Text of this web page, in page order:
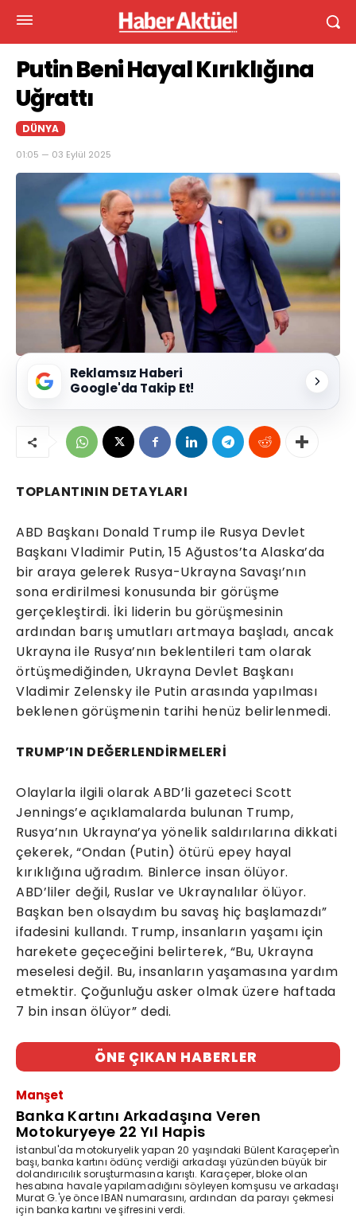
Putin Beni Hayal Kırıklığına
Uğrattı
DÜNYA
01:05 — 03 Eylül 2025
Reklamsız Haberi
Google'da Takip Et!
TOPLANTININ DETAYLARI
ABD Başkanı Donald Trump ile Rusya Devlet
Başkanı Vladimir Putin, 15 Ağustos’ta Alaska’da
bir araya gelerek Rusya-Ukrayna Savaşı’nın
sona erdirilmesi konusunda bir görüşme
gerçekleştirdi. İki liderin bu görüşmesinin
ardından barış umutları artmaya başladı, ancak
Ukrayna ile Rusya’nın beklentileri tam olarak
örtüşmediğinden, Ukrayna Devlet Başkanı
Vladimir Zelensky ile Putin arasında yapılması
beklenen görüşmenin tarihi henüz belirlenmedi.
TRUMP’IN DEĞERLENDİRMELERİ
Olaylarla ilgili olarak ABD’li gazeteci Scott
Jennings’e açıklamalarda bulunan Trump,
Rusya’nın Ukrayna’ya yönelik saldırılarına dikkati
çekerek, “Ondan (Putin) ötürü epey hayal
kırıklığına uğradım. Binlerce insan ölüyor.
ABD’liler değil, Ruslar ve Ukraynalılar ölüyor.
Başkan ben olsaydım bu savaş hiç başlamazdı”
ifadesini kullandı. Trump, insanların yaşamı için
harekete geçeceğini belirterek, “Bu, Ukrayna
meselesi değil. Bu, insanların yaşamasına yardım
etmektir. Çoğunluğu asker olmak üzere haftada
7 bin insan ölüyor” dedi.
ÖNE ÇIKAN HABERLER
Manşet
Banka Kartını Arkadaşına Veren
Motokuryeye 22 Yıl Hapis
İstanbul'da motokuryelik yapan 20 yaşındaki Bülent Karaçeper'in
başı, banka kartını ödünç verdiği arkadaşı yüzünden büyük bir
dolandırıcılık soruşturmasına karıştı. Karaçeper, bloke olan
hesabına havale yapılamadığını söyleyen komşusu ve arkadaşı
Murat G.'ye önce IBAN numarasını, ardından da parayı çekmesi
için banka kartını ve şifresini verdi.